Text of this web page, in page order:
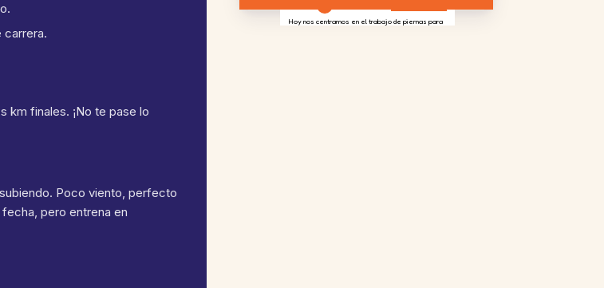
carrera.
km finales. ¡No te pase lo
Poco viento, perfecto
pero entrena en
Hoy nos centramos en el trabajo de piernas para